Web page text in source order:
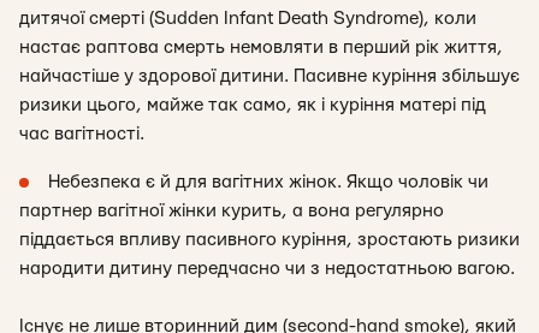
дитячої смерті (Sudden Infant Death Syndrome), коли
настає раптова смерть немовляти в перший рік життя,
найчастіше у здорової дитини. Пасивне куріння збільшує
ризики цього, майже так само, як і куріння матері під
час вагітності.
Небезпека є й для вагітних жінок. Якщо чоловік чи
партнер вагітної жінки курить, а вона регулярно
піддається впливу пасивного куріння, зростають ризики
народити дитину передчасно чи з недостатньою вагою.
Існує не лише вторинний дим (second-hand smoke), який